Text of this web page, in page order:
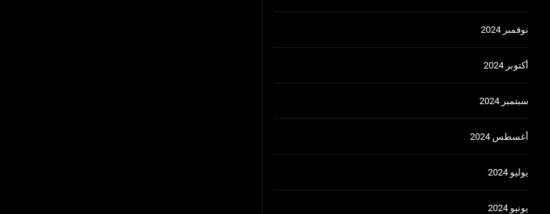
نوفمبر 2024
أكتوبر 2024
سبتمبر 2024
أغسطس 2024
يوليو 2024
يونيو 2024